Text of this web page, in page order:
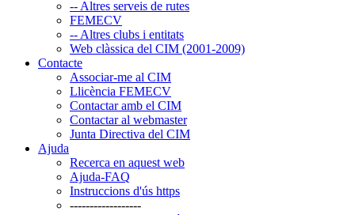
-- Altres serveis de rutes
FEMECV
-- Altres clubs i entitats
Web clàssica del CIM (2001-2009)
Contacte
Associar-me al CIM
Llicència FEMECV
Contactar amb el CIM
Contactar al webmaster
Junta Directiva del CIM
Ajuda
Recerca en aquest web
Ajuda-FAQ
Instruccions d'ús https
------------------